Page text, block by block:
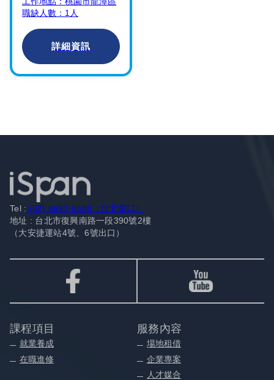
公司
職缺人數： 1 人
詳細資訊
Tel : (02) 6631-6588（台北窗口）
地址 : 台北市復興南路一段390號2樓
（大安捷運站4號、6號出口）
課程項目
就業養成
在職進修
服務內容
場地租借
企業專案
人才媒合